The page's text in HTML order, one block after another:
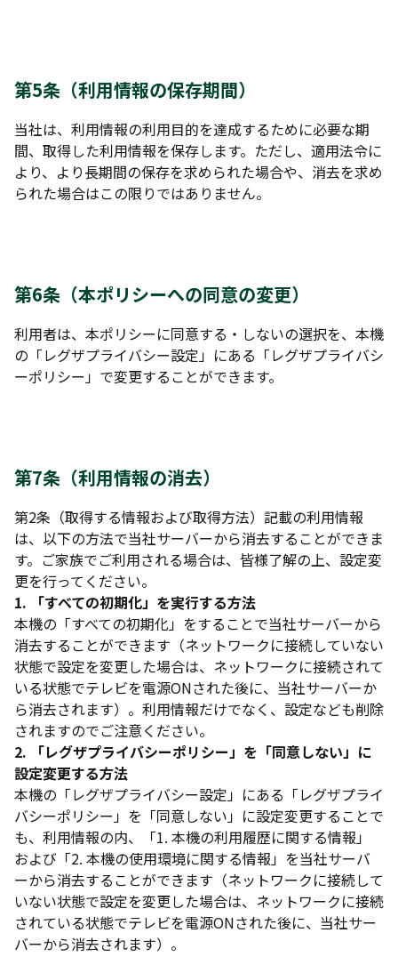
第5条（利用情報の保存期間）
当社は、利用情報の利用目的を達成するために必要な期
間、取得した利用情報を保存します。ただし、適用法令に
より、より長期間の保存を求められた場合や、消去を求め
られた場合はこの限りではありません。
第6条（本ポリシーへの同意の変更）
利用者は、本ポリシーに同意する・しないの選択を、本機
の「レグザプライバシー設定」にある「レグザプライバシ
ーポリシー」で変更することができます。
第7条（利用情報の消去）
第2条（取得する情報および取得方法）記載の利用情報
は、以下の方法で当社サーバーから消去することができま
す。ご家族でご利用される場合は、皆様了解の上、設定変
更を行ってください。
1. 「すべての初期化」を実行する方法
本機の「すべての初期化」をすることで当社サーバーから
消去することができます（ネットワークに接続していない
状態で設定を変更した場合は、ネットワークに接続されて
いる状態でテレビを電源ONされた後に、当社サーバーか
ら消去されます）。利用情報だけでなく、設定なども削除
されますのでご注意ください。
2. 「レグザプライバシーポリシー」を「同意しない」に
設定変更する方法
本機の「レグザプライバシー設定」にある「レグザプライ
バシーポリシー」を「同意しない」に設定変更することで
も、利用情報の内、「1. 本機の利用履歴に関する情報」
および「2. 本機の使用環境に関する情報」を当社サーバ
ーから消去することができます（ネットワークに接続して
いない状態で設定を変更した場合は、ネットワークに接続
されている状態でテレビを電源ONされた後に、当社サー
バーから消去されます）。